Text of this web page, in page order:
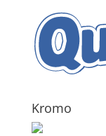
Kromo